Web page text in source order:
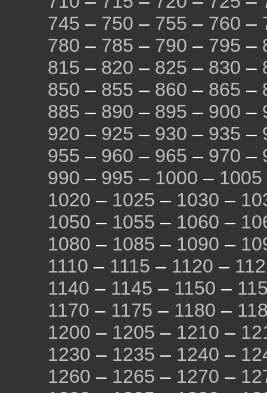
745 – 750 – 755 – 760 –
780 – 785 – 790 – 795 –
815 – 820 – 825 – 830 –
850 – 855 – 860 – 865 –
885 – 890 – 895 – 900 –
920 – 925 – 930 – 935 –
955 – 960 – 965 – 970 –
990 – 995 – 1000 – 1005
1020 – 1025 – 1030 –
1050 – 1055 – 1060 –
1080 – 1085 – 1090 –
1110 – 1115 – 1120 –
1140 – 1145 – 1150 –
1170 – 1175 – 1180 –
1200 – 1205 – 1210 –
1230 – 1235 – 1240 –
1260 – 1265 – 1270 –